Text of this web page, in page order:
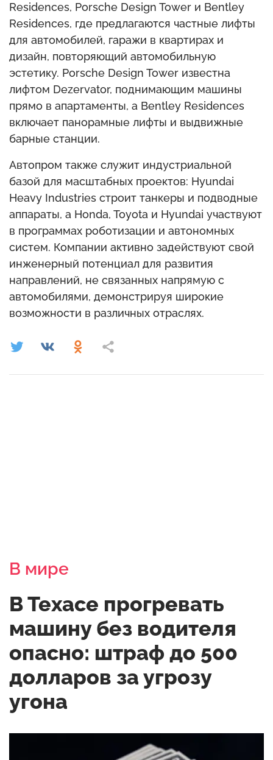
Residences, Porsche Design Tower и Bentley
Residences, где предлагаются частные лифты
для автомобилей, гаражи в квартирах и
дизайн, повторяющий автомобильную
эстетику. Porsche Design Tower известна
лифтом Dezervator, поднимающим машины
прямо в апартаменты, а Bentley Residences
включает панорамные лифты и выдвижные
барные станции.
Автопром также служит индустриальной
базой для масштабных проектов: Hyundai
Heavy Industries строит танкеры и подводные
аппараты, а Honda, Toyota и Hyundai участвуют
в программах роботизации и автономных
систем. Компании активно задействуют свой
инженерный потенциал для развития
направлений, не связанных напрямую с
автомобилями, демонстрируя широкие
возможности в различных отраслях.
В мире
В Техасе прогревать
машину без водителя
опасно: штраф до 500
долларов за угрозу
угона